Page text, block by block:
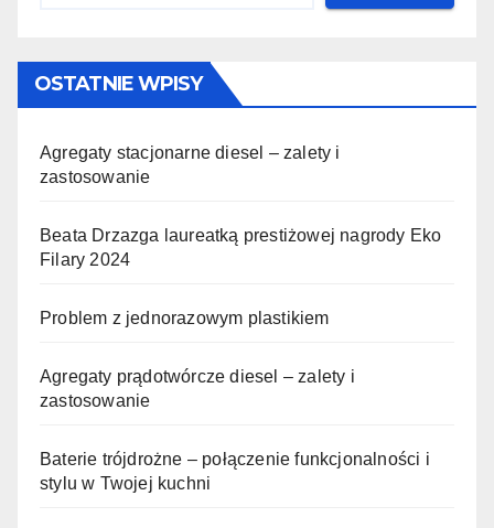
OSTATNIE WPISY
Agregaty stacjonarne diesel – zalety i
zastosowanie
Beata Drzazga laureatką prestiżowej nagrody Eko
Filary 2024
Problem z jednorazowym plastikiem
Agregaty prądotwórcze diesel – zalety i
zastosowanie
Baterie trójdrożne – połączenie funkcjonalności i
stylu w Twojej kuchni